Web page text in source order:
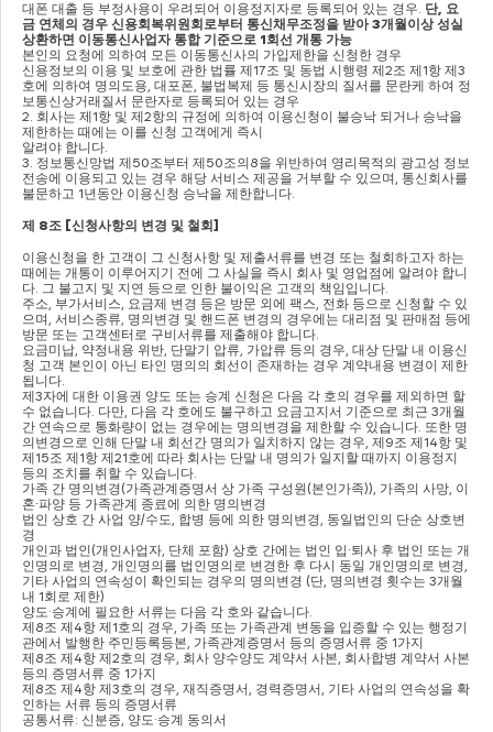
대폰 대출 등 부정사용이 우려되어 이용정지자로 등록되어 있는 경우. 단, 요
금 연체의 경우 신용회복위원회로부터 통신채무조정을 받아 3개월이상 성실
상환하면 이동통신사업자 통합 기준으로 1회선 개통 가능
본인의 요청에 의하여 모든 이동통신사의 가입제한을 신청한 경우
신용정보의 이용 및 보호에 관한 법률 제17조 및 동법 시행령 제2조 제1항 제3
호에 의하여 명의도용, 대포폰, 불법복제 등 통신시장의 질서를 문란케 하여 정
보통신상거래질서 문란자로 등록되어 있는 경우
2. 회사는 제1항 및 제2항의 규정에 의하여 이용신청이 불승낙 되거나 승낙을
제한하는 때에는 이를 신청 고객에게 즉시
알려야 합니다.
3. 정보통신망법 제50조부터 제50조의8을 위반하여 영리목적의 광고성 정보
전송에 이용되고 있는 경우 해당 서비스 제공을 거부할 수 있으며, 통신회사를
불문하고 1년동안 이용신청 승낙을 제한합니다.
제 8조 [신청사항의 변경 및 철회]
이용신청을 한 고객이 그 신청사항 및 제출서류를 변경 또는 철회하고자 하는
때에는 개통이 이루어지기 전에 그 사실을 즉시 회사 및 영업점에 알려야 합니
다. 그 불고지 및 지연 등으로 인한 불이익은 고객의 책임입니다.
주소, 부가서비스, 요금제 변경 등은 방문 외에 팩스, 전화 등으로 신청할 수 있
으며, 서비스종류, 명의변경 및 핸드폰 변경의 경우에는 대리점 및 판매점 등에
방문 또는 고객센터로 구비서류를 제출해야 합니다.
요금미납, 약정내용 위반, 단말기 압류, 가압류 등의 경우, 대상 단말 내 이용신
청 고객 본인이 아닌 타인 명의의 회선이 존재하는 경우 계약내용 변경이 제한
됩니다.
제3자에 대한 이용권 양도 또는 승계 신청은 다음 각 호의 경우를 제외하면 할
수 없습니다. 다만, 다음 각 호에도 불구하고 요금고지서 기준으로 최근 3개월
간 연속으로 통화량이 없는 경우에는 명의변경을 제한할 수 있습니다. 또한 명
의변경으로 인해 단말 내 회선간 명의가 일치하지 않는 경우, 제9조 제14항 및
제15조 제1항 제21호에 따라 회사는 단말 내 명의가 일지할 때까지 이용정지
등의 조치를 취할 수 있습니다.
가족 간 명의변경(가족관계증명서 상 가족 구성원(본인가족)), 가족의 사망, 이
혼∙파양 등 가족관계 종료에 의한 명의변경
법인 상호 간 사업 양/수도, 합병 등에 의한 명의변경, 동일법인의 단순 상호변
경
개인과 법인(개인사업자, 단체 포함) 상호 간에는 법인 입∙퇴사 후 법인 또는 개
인명의로 변경, 개인명의를 법인명의로 변경한 후 다시 동일 개인명의로 변경
기타 사업의 연속성이 확인되는 경우의 명의변경 (단, 명의변경 횟수는 3개월
내 1회로 제한)
양도·승계에 필요한 서류는 다음 각 호와 같습니다.
제8조 제4항 제1호의 경우, 가족 또는 가족관계 변동을 입증할 수 있는 행정기
관에서 발행한 주민등록등본, 가족관계증명서 등의 증명서류 중 1가지
제8조 제4항 제2호의 경우, 회사 양수양도 계약서 사본, 회사합병 계약서 사본
등의 증명서류 중 1가지
제8조 제4항 제3호의 경우, 재직증명서, 경력증명서, 기타 사업의 연속성을 확
인하는 서류 등의 증명서류
공통서류: 신분증, 양도·승계 동의서